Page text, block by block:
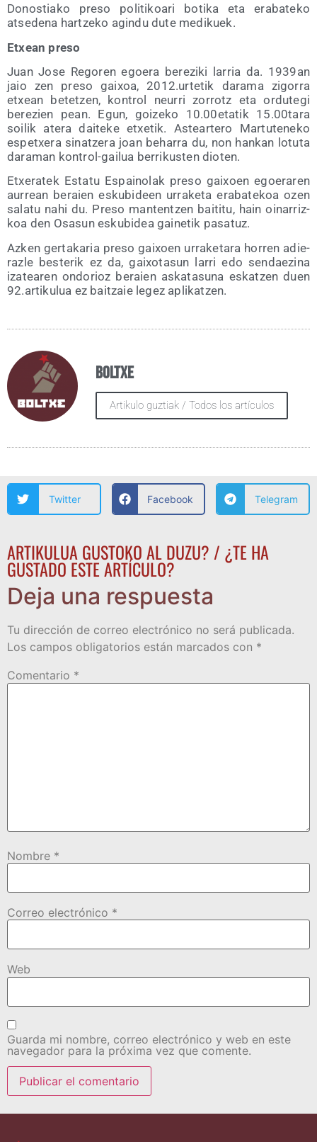
Donos­tia­ko pre­so poli­ti­koa­ri boti­ka eta era­ba­te­ko
atse­de­na har­tze­ko agin­du dute medikuek.
Etxean pre­so
Juan Jose Rego­ren egoe­ra bere­zi­ki larria da. 1939an
jaio zen pre­so gai­xoa, 2012.urtetik dara­ma zigo­rra
etxean betetzen, kon­trol neu­rri zorrotz eta ordu­te­gi
bere­zien pean. Egun, goi­ze­ko 10.00etatik 15.00tara
soi­lik ate­ra dai­te­ke etxe­tik. Astear­te­ro Mar­tu­te­ne­ko
espetxe­ra sinatze­ra joan beha­rra du, non han­kan lotu­ta
dara­man kon­trol-gai­lua berri­kus­ten dioten.
Etxe­ra­tek Esta­tu Espai­no­lak pre­so gai­xoen egoe­ra­ren
aurrean beraien esku­bi­deen urra­ke­ta era­ba­te­koa ozen
sala­tu nahi du. Pre­so man­ten­tzen bai­ti­tu, hain oina­rriz­
koa den Osa­sun esku­bi­dea gai­ne­tik pasatuz.
Azken ger­ta­ka­ria pre­so gai­xoen urra­ke­ta­ra horren adie­
raz­le bes­te­rik ez da, gai­xo­ta­sun larri edo sen­dae­zi­na
iza­tea­ren ondo­rioz beraien aska­ta­su­na eskatzen duen
92.artikulua ez baitzaie legez aplikatzen.
Boltxe
Artikulo guztiak / Todos los artículos
Twitter Facebook Telegram
ARTIKULUA GUSTOKO AL DUZU? / ¿TE HA
GUSTADO ESTE ARTÍCULO?
Deja una respuesta
Tu dirección de correo electrónico no será publicada.
Los campos obligatorios están marcados con *
Comentario *
Nombre *
Correo electrónico *
Web
Guarda mi nombre, correo electrónico y web en este
navegador para la próxima vez que comente.